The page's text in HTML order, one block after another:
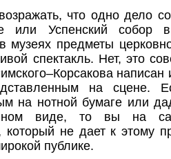
что одно дело
или Успенский собор
музеях предметы
спектакль. Нет, это
написан
на сцене.
на нотной бумаге или
виде, то вы на
который не дает к этому
публике.